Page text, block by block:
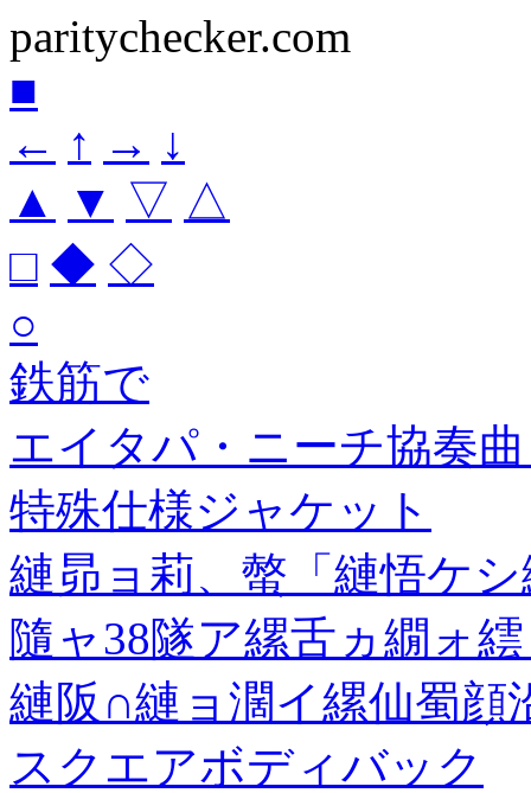
paritychecker.com
■
← ↑ → ↓
▲
▼ ▽ △
□ ◆ ◇
○
鉄筋で
エイタパ・ニーチ協奏
特殊仕様ジャケット
縺昴ョ莉、螫「縺悟ケ
隨ャ38隧ア縲舌ヵ繝ォ
縺阪∩縺ョ濶イ縲仙蜀顔
スクエアボディバック